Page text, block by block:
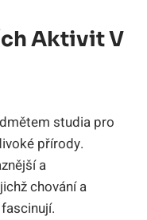
Aktivit V
studia pro
přírody.
a
chování a